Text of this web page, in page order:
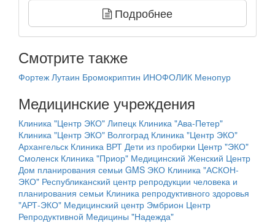
Подробнее
Смотрите также
Фортеж Лутаин Бромокриптин ИНОФОЛИК Менопур
Медицинские учреждения
Клиника "Центр ЭКО" Липецк Клиника "Ава-Петер"
Клиника "Центр ЭКО" Волгоград Клиника "Центр ЭКО"
Архангельск Клиника ВРТ Дети из пробирки Центр "ЭКО"
Смоленск Клиника "Приор" Медицинский Женский Центр
Дом планирования семьи GMS ЭКО Клиника "АСКОН-
ЭКО" Республиканский центр репродукции человека и
планирования семьи Клиника репродуктивного здоровья
"АРТ-ЭКО" Медицинский центр Эмбрион Центр
Репродуктивной Медицины "Надежда"